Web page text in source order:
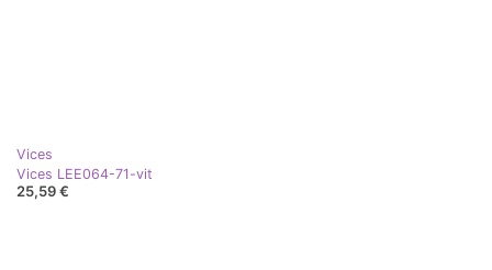
Vices
Vices LEE064-71-vit
25,59 €